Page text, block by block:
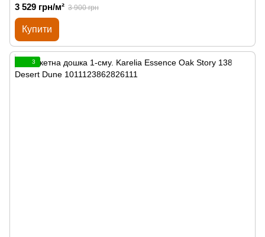
3 529 грн/м² 3 900 грн
Купити
3